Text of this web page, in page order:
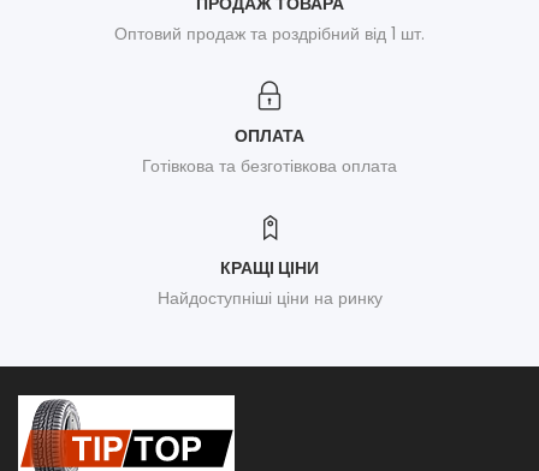
Оптовий продаж та роздрібний від 1 шт.
ОПЛАТА
Готівкова та безготівкова оплата
КРАЩІ ЦІНИ
Найдоступніші ціни на ринку